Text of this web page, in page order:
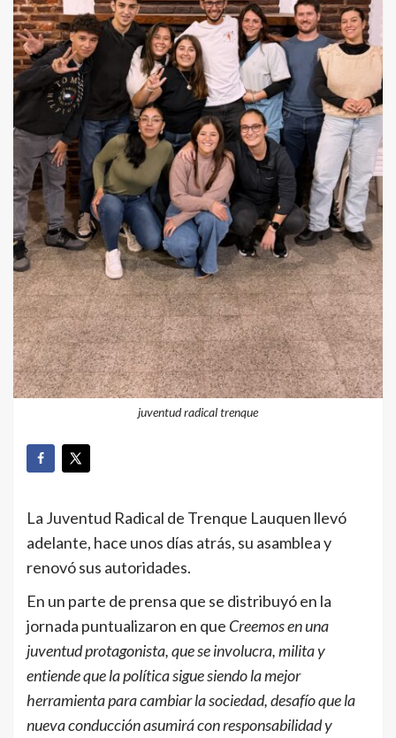
juventud radical trenque
La Juventud Radical de Trenque Lauquen llevó
adelante, hace unos días atrás, su asamblea y
renovó sus autoridades.
En un parte de prensa que se distribuyó en la
jornada puntualizaron en que Creemos en una
juventud protagonista, que se involucra, milita y
entiende que la política sigue siendo la mejor
herramienta para cambiar la sociedad, desafío que la
nueva conducción asumirá con responsabilidad y